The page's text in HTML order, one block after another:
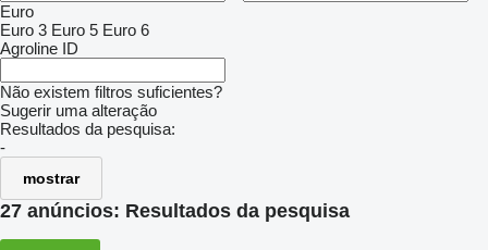
Euro
Euro 3 Euro 5 Euro 6
Agroline ID
Não existem filtros suficientes?
Sugerir uma alteração
Resultados da pesquisa:
-
mostrar
27 anúncios: Resultados da pesquisa